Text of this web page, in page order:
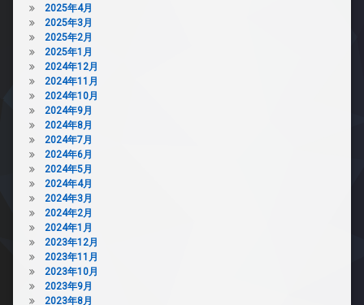
2025年4月
2025年3月
2025年2月
2025年1月
2024年12月
2024年11月
2024年10月
2024年9月
2024年8月
2024年7月
2024年6月
2024年5月
2024年4月
2024年3月
2024年2月
2024年1月
2023年12月
2023年11月
2023年10月
2023年9月
2023年8月